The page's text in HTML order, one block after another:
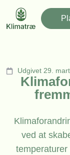
Udgivet 29.
ved at